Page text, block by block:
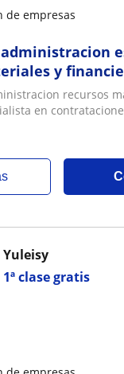
de empresas
y
recursos
en
1ª clase gratis
Yuleisy